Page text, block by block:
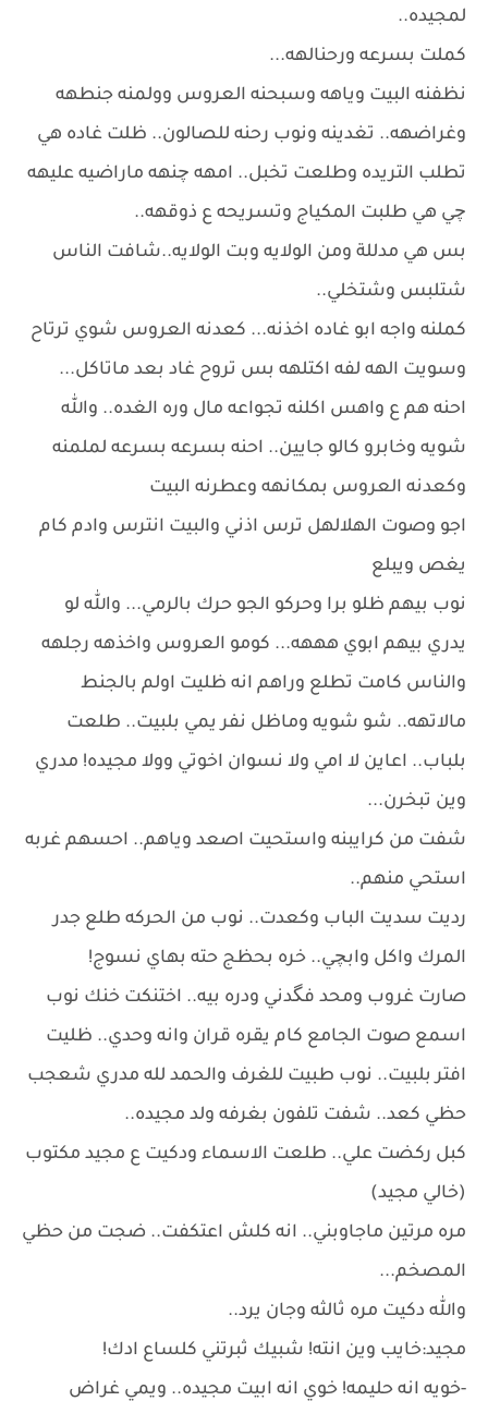
لمجيده..
كملت بسرعه ورحنالهه...
نظفنه البيت وياهه وسبحنه العروس وولمنه جنطهه
وغراضهه.. تغدينه ونوب رحنه للصالون.. ظلت غاده هي
تطلب التريده وطلعت تخبل.. امهه چنهه ماراضيه عليهه
چي هي طلبت المكياج وتسريحه ع ذوقهه..
بس هي مدللة ومن الولايه وبت الولايه..شافت الناس
شتلبس وشتخلي..
كملنه واجه ابو غاده اخذنه... كعدنه العروس شوي ترتاح
وسويت الهه لفه اكتلهه بس تروح غاد بعد ماتاكل...
احنه هم ع واهس اكلنه تجواعه مال وره الغده.. والله
شويه وخابرو كالو جايين.. احنه بسرعه بسرعه لملمنه
وكعدنه العروس بمكانهه وعطرنه البيت
اجو وصوت الهلالهل ترس اذني والبيت انترس وادم كام
يغص ويبلع
نوب بيهم ظلو برا وحركو الجو حرك بالرمي... والله لو
يدري بيهم ابوي هههه... كومو العروس واخذهه رجلهه
والناس كامت تطلع وراهم انه ظليت اولم بالجنط
مالاتهه.. شو شويه وماظل نفر يمي بلبيت.. طلعت
بلباب.. اعاين لا امي ولا نسوان اخوتي وولا مجيده! مدري
وين تبخرن...
شفت من كرايبنه واستحيت اصعد وياهم.. احسهم غربه
استحي منهم..
رديت سديت الباب وكعدت.. نوب من الحركه طلع جدر
المرك واكل وابچي.. خره بحظج حته بهاي نسوج!
صارت غروب ومحد فگدني ودره بيه.. اختنكت خنك نوب
اسمع صوت الجامع كام يقره قران وانه وحدي.. ظليت
افتر بلبيت.. نوب طبيت للغرف والحمد لله مدري شعجب
حظي كعد.. شفت تلفون بغرفه ولد مجيده..
كبل ركضت علي.. طلعت الاسماء ودكيت ع مجيد مكتوب
(خالي مجيد)
مره مرتين ماجاوبني.. انه كلش اعتكفت.. ضجت من حظي
المصخم...
والله دكيت مره ثالثه وجان يرد..
مجيد:خايب وين انته! شبيك ثبرتني كلساع ادك!
-خويه انه حليمه! خوي انه ابيت مجيده.. ويمي غراض